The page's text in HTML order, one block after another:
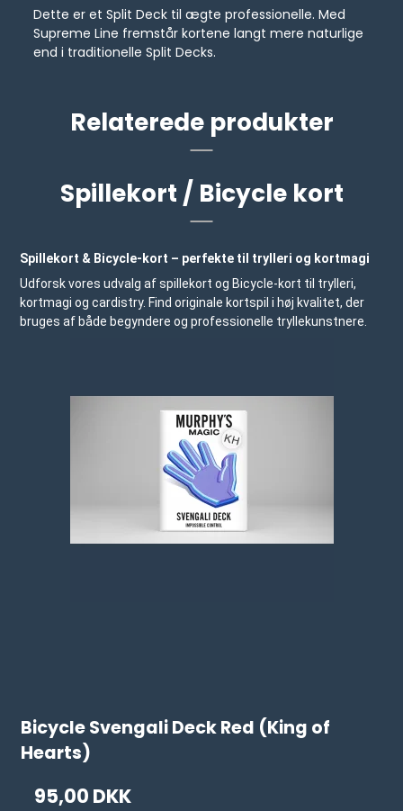
Dette er et Split Deck til ægte professionelle. Med
Supreme Line fremstår kortene langt mere naturlige
end i traditionelle Split Decks.
Relaterede produkter
Spillekort / Bicycle kort
Spillekort & Bicycle-kort – perfekte til trylleri og kortmagi
Udforsk vores udvalg af spillekort og Bicycle-kort til trylleri,
kortmagi og cardistry. Find originale kortspil i høj kvalitet, der
bruges af både begyndere og professionelle tryllekunstnere.
Bicycle Svengali Deck Red (King of
Hearts)
95,00 DKK